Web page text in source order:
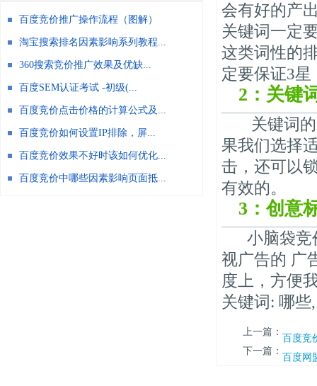
会有好的产
关键词一定
这类词性的
定要保证3
2：关键
关键词的
果我们选择
击，还可以
有效的。
3：创意
小脑袋竞
视广告的 广
度上，方便
关键词: 哪
上一篇： 百度竞
下一篇： 百度网
百度竞价推广操作流程（图解）
淘宝搜索排名因素影响系列教程...
360搜索竞价推广效果及优缺...
百度SEM认证考试 -初级(...
百度竞价点击价格的计算公式及...
百度竞价如何设置IP排除，屏...
百度竞价效果不好时该如何优化...
百度竞价中哪些因素影响页面抵...